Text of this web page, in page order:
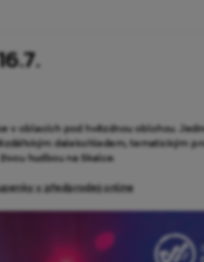
v oblacích pod hvězdnou oblohou.
dalekohledem, tematickým
živou hudbou na Skalce.
v předprodeji online